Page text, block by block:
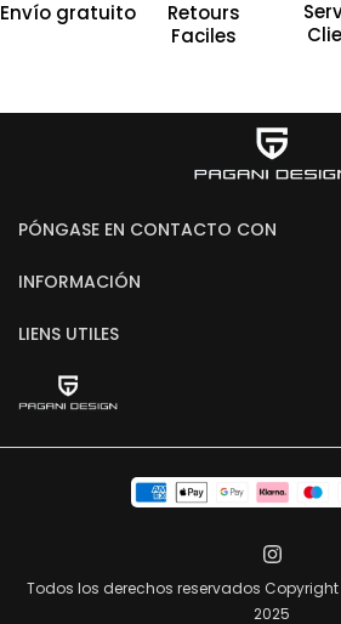
Envío gratuito
Retours
Faciles
PÓNGASE EN CONTACTO CON
INFORMACIÓN
LIENS UTILES
Todos los derechos reservados
2025